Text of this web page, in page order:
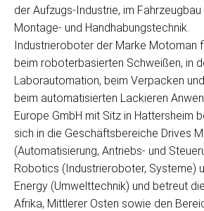
der Aufzugs-Industrie, im Fahrzeugbau
Montage- und Handhabungstechnik.
Industrieroboter der Marke Motoman
beim roboterbasierten Schweißen, in
Laborautomation, beim Verpacken
beim automatisierten Lackieren
Europe GmbH mit Sitz in Hattersheim
sich in die Geschäftsbereiche Drives
(Automatisierung, Antriebs- und
Robotics (Industrieroboter, Systeme)
Energy (Umwelttechnik) und betreut
Afrika, Mittlerer Osten sowie den